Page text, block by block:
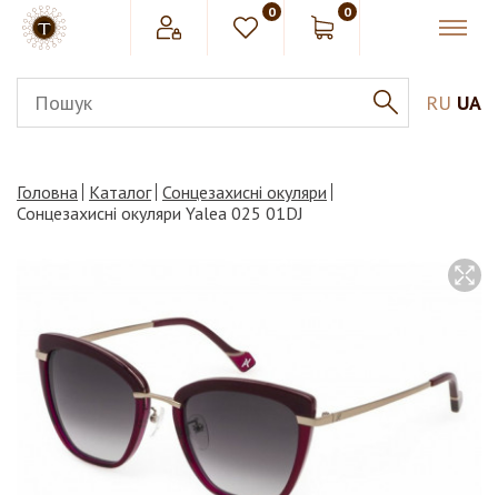
0 0
RU UA
Головна Каталог Сонцезахисні окуляри
Сонцезахисні окуляри Yalea 025 01DJ